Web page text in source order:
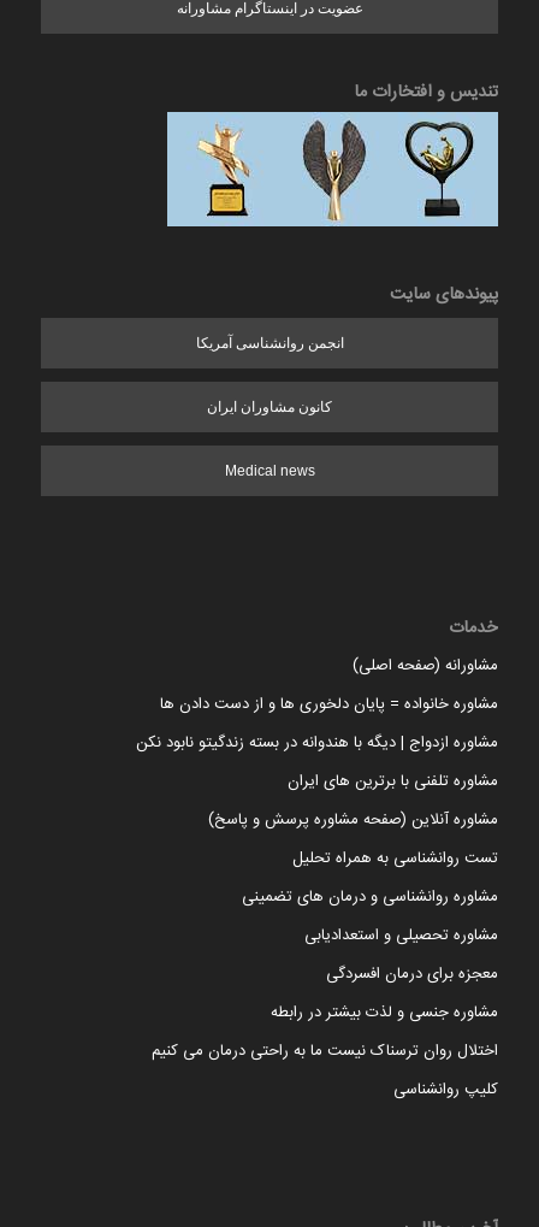
عضویت در اینستاگرام مشاورانه
تندیس و افتخارات ما
پیوندهای سایت
انجمن روانشناسی آمریکا
کانون مشاوران ایران
Medical news
خدمات
مشاورانه (صفحه اصلی)
مشاوره خانواده = پایان دلخوری ها و از دست دادن ها
مشاوره ازدواج | دیگه با هندوانه در بسته زندگیتو نابود نکن
مشاوره تلفنی با برترین های ایران
مشاوره آنلاین (صفحه مشاوره پرسش و پاسخ)
تست روانشناسی به همراه تحلیل
مشاوره روانشناسی و درمان های تضمینی
مشاوره تحصیلی و استعدادیابی
معجزه برای درمان افسردگی
مشاوره جنسی و لذت بیشتر در رابطه
اختلال روان ترسناک نیست ما به راحتی درمان می کنیم
کلیپ روانشناسی